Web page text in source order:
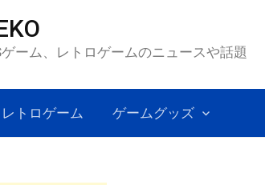
ーム、レトロゲームのニュースや話題
レトロゲーム ゲームグッズ